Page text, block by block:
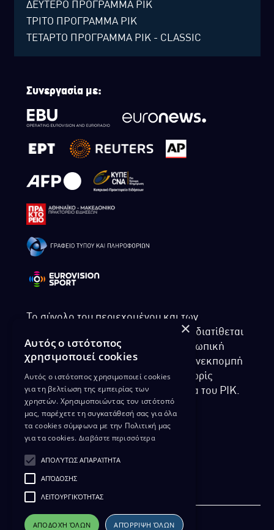
ΔΕΥΤΕΡΟ ΠΡΟΓΡΑΜΜΑ ΡΙΚ
ΤΡΙΤΟ ΠΡΟΓΡΑΜΜΑ ΡΙΚ
ΤΕΤΑΡΤΟ ΠΡΟΓΡΑΜΜΑ ΡΙΚ - CLASSIC
Συνεργασία με:
Το σύνολο του περιεχομένου και των
υπηρεσιών της ιστοσελίδας του ΡΙΚ διατίθεται
στους επισκέπτες αυστηρά για προσωπική
χρήση. Απαγορεύεται η χρήση ή επανεκπομπή
του, σε οποιοδήποτε μορφή, με ή χωρίς
επεξεργασία και χωρίς γραπτή άδεια του ΡΙΚ.
ΔΙΚΑΙΩΜΑ ΠΡΟΣΤΑΣΙΑΣ ΔΕΔΟΜΕΝΩΝ
ΔΙΑΘΕΣΗ ΑΡΧΕΙΑΚΟΥ ΥΛΙΚΟΥ
ΠΟΛΙΤΙΚΗ ΑΠΟΡΡΗΤΟΥ EUROVISION
×
Αυτός ο ιστότοπος
χρησιμοποιεί cookies
Αυτός ο ιστότοπος χρησιμοποιεί cookies
για τη βελτίωση της εμπειρίας των
χρηστών. Χρησιμοποιώντας τον ιστότοπό
μας, παρέχετε τη συγκατάθεσή σας για όλα
τα cookies σύμφωνα με την Πολιτική μας
για τα cookies. Διαβάστε περισσότερα
ΑΠΟΛΎΤΩΣ ΑΠΑΡΑΊΤΗΤΑ
ΑΠΌΔΟΣΗΣ
ΛΕΙΤΟΥΡΓΙΚΌΤΗΤΑΣ
ΑΠΟΔΟΧΉ ΌΛΩΝ ΑΠΌΡΡΙΨΗ ΌΛΩΝ